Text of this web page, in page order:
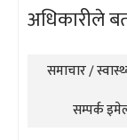
अधिकारीले
समाचार /
सम्पर्क